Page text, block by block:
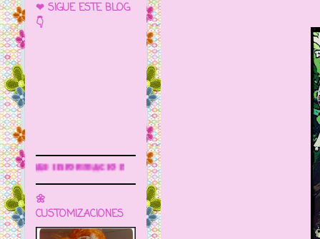
❤ SIGUE ESTE BLOG
👇
Sigue este blog para más información
🌼
CUSTOMIZACIONES